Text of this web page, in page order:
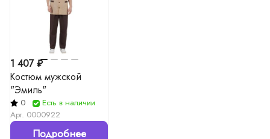
1 407 ₽
Костюм мужской
"Эмиль"
0
Есть в наличии
Арт. 0000922
Подробнее